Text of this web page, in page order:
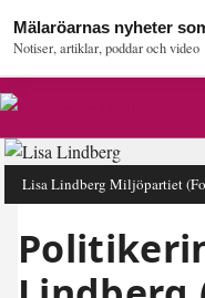
Mälaröarnas nyheter
Notiser, artiklar, poddar och video
Lisa Lindberg Miljöpartiet